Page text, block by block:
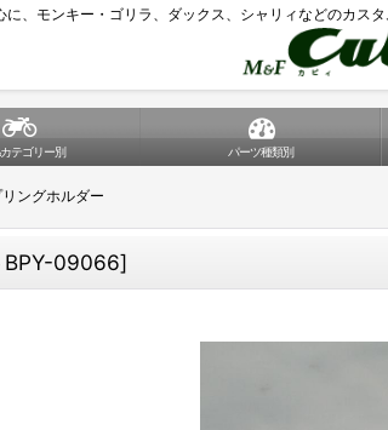
に、モンキー・ゴリラ、ダックス、シャリィなどのカス
テゴリー別 パーツ種類別
ングホルダー
BPY-09066]